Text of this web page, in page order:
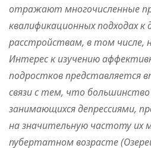
отражают многочисленные
квалификационных подходах
расстройствам, в том числе,
Интерес к изучению
подростков представляется
связи с тем, что большинство
занимающихся депрессиями,
на значительную частоту их
пубертатном возрасте